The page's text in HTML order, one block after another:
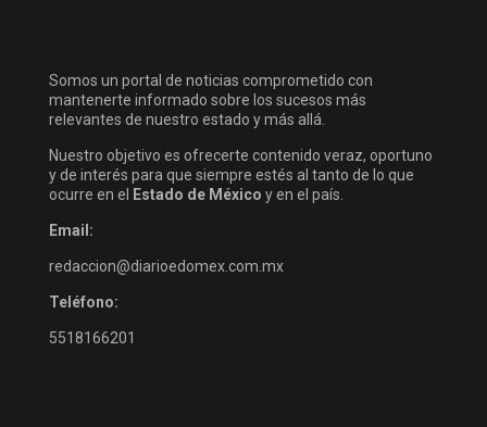
Somos un portal de noticias comprometido con
mantenerte informado sobre los sucesos más
relevantes de nuestro estado y más allá.
Nuestro objetivo es ofrecerte contenido veraz, oportuno
y de interés para que siempre estés al tanto de lo que
ocurre en el
Estado de México y en el país.
Email:
redaccion@diarioedomex.com.mx
Teléfono:
5518166201